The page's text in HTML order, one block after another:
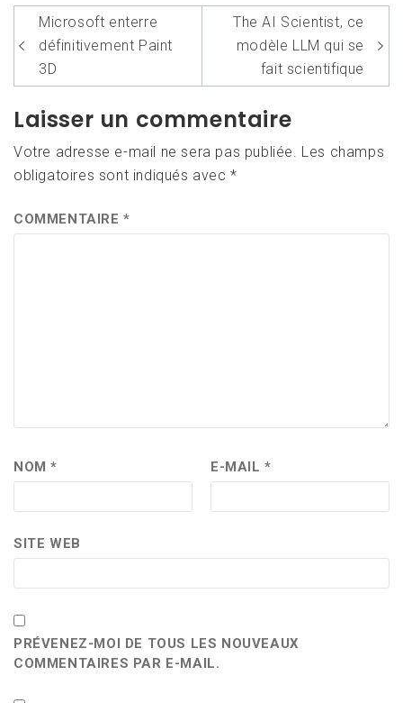
Navigation
de
l’article
Microsoft enterre
définitivement Paint
3D
The AI Scientist, ce
modèle LLM qui se
fait scientifique
Laisser un commentaire
Votre adresse e-mail ne sera pas publiée. Les champs
obligatoires sont indiqués avec*
COMMENTAIRE*
NOM* E-MAIL*
SITE WEB
PRÉVENEZ-MOI DE TOUS LES NOUVEAUX
COMMENTAIRES PAR E-MAIL.